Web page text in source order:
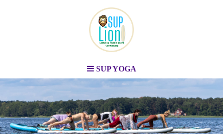
SUP YOGA
Stand Up Paddle Board